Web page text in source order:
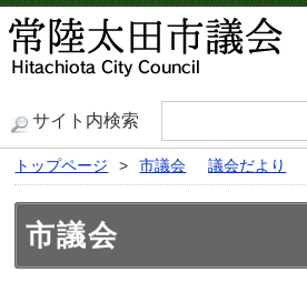
サイト内検索
トップページ > 市議会 議会だより
市議会